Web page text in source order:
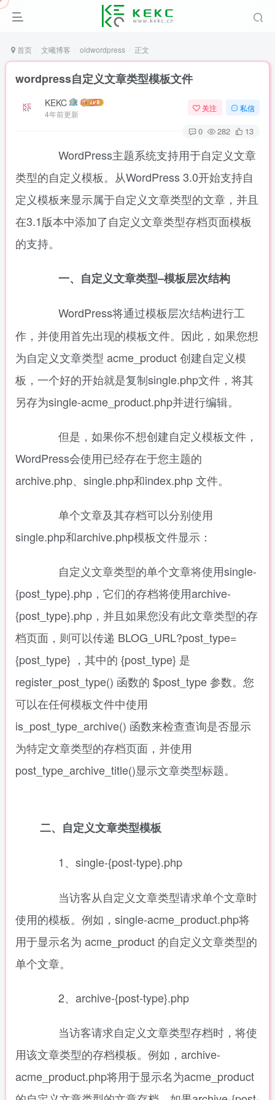
首页 文曦博客 oldwordpress 正文
wordpress自定义文章类型模板文件
KEKC
4年前更新
关注 私信
0 282 13
WordPress主题系统支持用于自定义文章
类型的自定义模板。从WordPress 3.0开始支持自
定义模板来显示属于自定义文章类型的文章，并且
在3.1版本中添加了自定义文章类型存档页面模板
的支持。
一、自定义文章类型–模板层次结构
WordPress将通过模板层次结构进行工
作，并使用首先出现的模板文件。因此，如果您想
为自定义文章类型 acme_product 创建自定义模
板，一个好的开始就是复制single.php文件，将其
另存为single-acme_product.php并进行编辑。
但是，如果你不想创建自定义模板文件，
WordPress会使用已经存在于您主题的
archive.php、single.php和index.php 文件。
单个文章及其存档可以分别使用
single.php和archive.php模板文件显示：
自定义文章类型的单个文章将使用single-
{post_type}.php， 它们的存档将使用archive-
{post_type}.php， 并且如果您没有此文章类型的存
档页面，则可以传递 BLOG_URL?post_type=
{post_type} ，其中的 {post_type} 是
register_post_type() 函数的 $post_type 参数。 您
可以在任何模板文件中使用
is_post_type_archive() 函数来检查查询是否显示
为特定文章类型的存档页面，并使用
post_type_archive_title()显示文章类型标题。
二、自定义文章类型模板
1、 single-{post-type}.php
当访客从自定义文章类型请求单个文章时
使用的模板。例如，single-acme_product.php将
用于显示名为 acme_product 的自定义文章类型的
单个文章。
2、archive-{post-type}.php
当访客请求自定义文章类型存档时，将使
用该文章类型的存档模板。例如，archive-
acme_product.php将用于显示名为acme_product